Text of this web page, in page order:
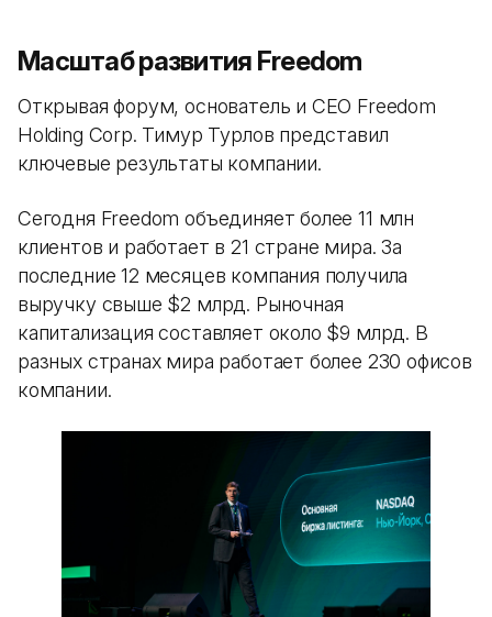
Масштаб развития Freedom
Открывая форум, основатель и CEO Freedom
Holding Corp. Тимур Турлов представил
ключевые результаты компании.
Сегодня Freedom объединяет более 11 млн
клиентов и работает в 21 стране мира. За
последние 12 месяцев компания получила
выручку свыше $2 млрд. Рыночная
капитализация составляет около $9 млрд. В
разных странах мира работает более 230 офисов
компании.